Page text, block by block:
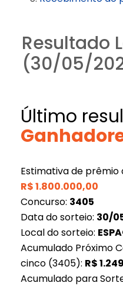
Resultado
(30/05/
Último
Estimativa de prêmio
R$1.800.000,00
Concurso: 3405
Data do sorteio: 30/
Local do sorteio:
Acumulado Próximo
cinco (3405): R$
Acumulado para